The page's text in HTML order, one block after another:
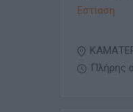
Εστίαση
Πλήρης